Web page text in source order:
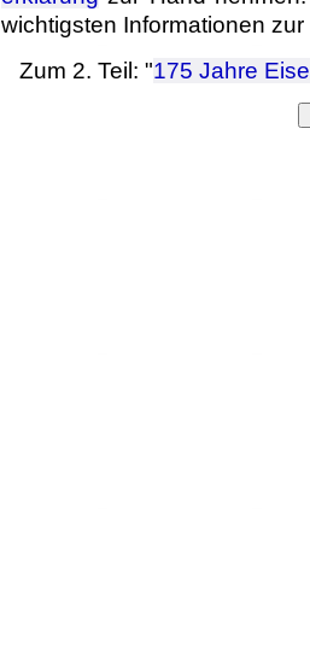
wichtigsten Informa­tionen
Zum 2. Teil: "175 Jahre